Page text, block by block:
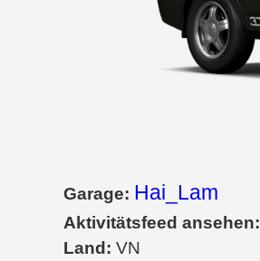
Garage: Hai_Lam
Aktivitätsfeed ansehen:
Land: VN